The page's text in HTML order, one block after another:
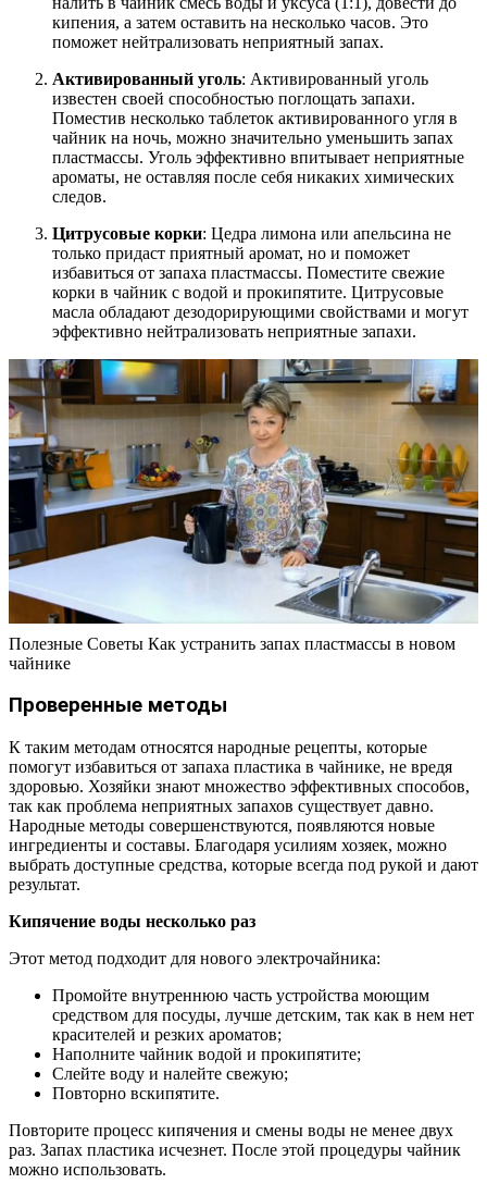
кипения, а затем оставить на несколько часов. Это
поможет нейтрализовать неприятный запах.
Активированный уголь: Активированный уголь
известен своей способностью поглощать запахи.
Поместив несколько таблеток активированного угля в
чайник на ночь, можно значительно уменьшить запах
пластмассы. Уголь эффективно впитывает неприятные
ароматы, не оставляя после себя никаких химических
следов.
Цитрусовые корки: Цедра лимона или апельсина не
только придаст приятный аромат, но и поможет
избавиться от запаха пластмассы. Поместите свежие
корки в чайник с водой и прокипятите. Цитрусовые
масла обладают дезодорирующими свойствами и могут
эффективно нейтрализовать неприятные запахи.
Полезные Советы Как устранить запах пластмассы в новом
чайнике
Проверенные методы
К таким методам относятся народные рецепты, которые
помогут избавиться от запаха пластика в чайнике, не вредя
здоровью. Хозяйки знают множество эффективных способов,
так как проблема неприятных запахов существует давно.
Народные методы совершенствуются, появляются новые
ингредиенты и составы. Благодаря усилиям хозяек, можно
выбрать доступные средства, которые всегда под рукой и дают
результат.
Кипячение воды несколько раз
Этот метод подходит для нового электрочайника:
Промойте внутреннюю часть устройства моющим
средством для посуды, лучше детским, так как в нем нет
красителей и резких ароматов;
Наполните чайник водой и прокипятите;
Слейте воду и налейте свежую;
Повторно вскипятите.
Повторите процесс кипячения и смены воды не менее двух
раз. Запах пластика исчезнет. После этой процедуры чайник
можно использовать.